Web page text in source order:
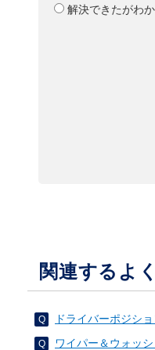
解決できたがわ
関連するよ
ドライバーポジシ
ワイパー＆ウォッ